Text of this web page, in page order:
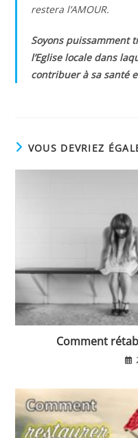
restera l’AMOUR.
Soyons puissamment
l’Eglise locale dans
contribuer à sa santé
VOUS DEVRIEZ
Comment